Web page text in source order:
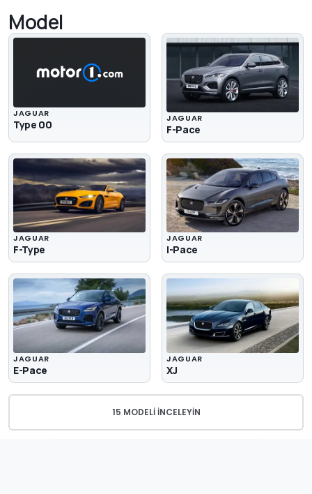
Model
JAGUAR
Type 00 JAGUAR
F-Pace
JAGUAR
F-Type
JAGUAR
I-Pace
JAGUAR
E-Pace
JAGUAR
XJ
15 MODELI İNCELEYIN